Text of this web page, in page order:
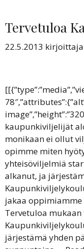
Tervetuloa
22.5.2013 kirjoittaja
kaupunkiviljelijät
monikaan ei ollut
opimme miten
yhteisöviljelmiä
alkanut, ja
jakaa
Tervetuloa
järjestämä yhden